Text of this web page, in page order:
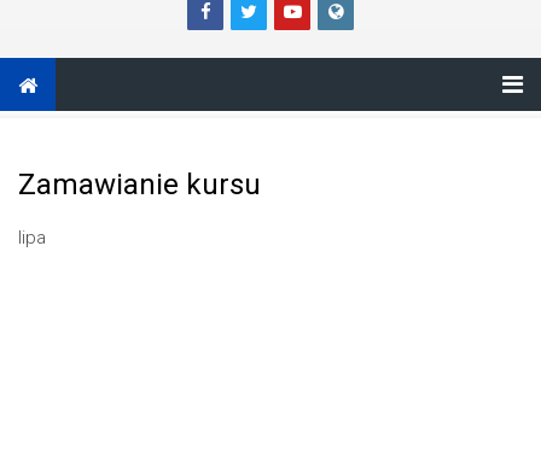
Zamawianie kursu
lipa